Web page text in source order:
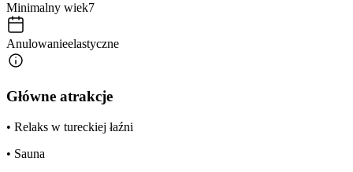
Minimalny wiek7
Anulowanieelastyczne
Główne atrakcje
• Relaks w tureckiej łaźni
• Sauna